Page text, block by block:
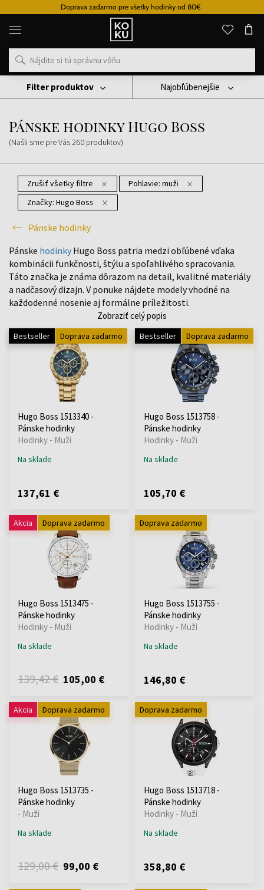
Doprava zadarmo pre všetky hodinky od 80€
Originálne
parfémy
hodinky
na
mieste
Hodinky
Pánske Hodinky Pánske Hodinky Hugo Boss
Pánske hodinky Hugo Boss
(Našli sme pre Vás260 produktov)
Najobľúbenejšie
Zrušiť všetky filtre Pohlavie: muži
Značky: Hugo Boss
Pánske hodinky
Filter produktov
Pánske hodinky Hugo Boss patria medzi obľúbené vďaka
kombinácii funkčnosti, štýlu a spoľahlivého spracovania.
Táto značka je známa dôrazom na detail, kvalitné materiály
a nadčasový dizajn. V ponuke nájdete modely vhodné na
každodenné nosenie aj formálne príležitosti.
Zobraziť celý popis
Bestseller Doprava zadarmo
Hugo Boss 1513340 -
Pánske hodinky
Hodinky - Muži
Na sklade
137,61 €
Bestseller Doprava zadarmo
Hugo Boss 1513758 -
Pánske hodinky
Hodinky - Muži
Na sklade
105,70 €
Akcia Doprava zadarmo
Hugo Boss 1513475 -
Pánske hodinky
Hodinky - Muži
Na sklade
139,42 € 105,00 €
Doprava zadarmo
Hugo Boss 1513755 -
Pánske hodinky
Hodinky - Muži
Na sklade
146,80 €
Akcia Doprava zadarmo
Hugo Boss 1513735 -
Pánske hodinky
- Muži
Na sklade
129,00 € 99,00 €
Doprava zadarmo
Hugo Boss 1513718 -
Pánske hodinky
Hodinky - Muži
Na sklade
358,80 €